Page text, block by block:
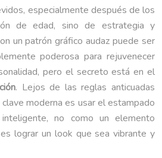
especialmente después de los
de edad, sino de estrategia y
un patrón gráfico audaz puede ser
poderosa para rejuvenecer
pero el secreto está en el
. Lejos de las reglas anticuadas
moderna es usar el estampado
no como un elemento
lograr un look que sea vibrante y